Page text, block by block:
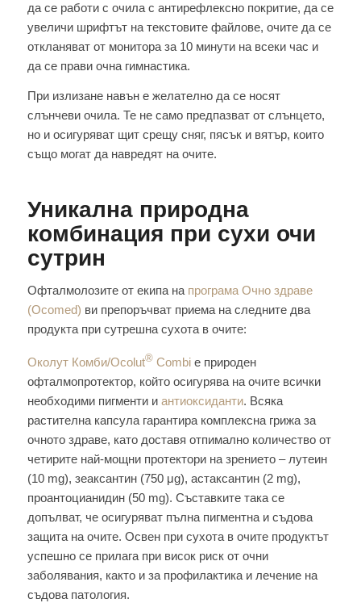
да се работи с очила с антирефлексно покритие, да се
увеличи шрифтът на текстовите файлове, очите да се
откланяват от монитора за 10 минути на всеки час и
да се прави очна гимнастика.
При излизане навън е желателно да се носят
слънчеви очила. Те не само предпазват от слънцето,
но и осигуряват щит срещу сняг, пясък и вятър, които
също могат да навредят на очите.
Уникална природна
комбинация при сухи очи
сутрин
Офталмолозите от екипа на програма Очно здраве
(Ocomed) ви препоръчват приема на следните два
продукта при сутрешна сухота в очите:
Околут Комби/Ocolut®Combiе природен
офталмопротектор, който осигурява на очите всички
необходими пигменти и антиоксиданти. Всяка
растителна капсула гарантира комплексна грижа за
очното здраве, като доставя отпимално количество от
четирите най-мощни протектори на зрението – лутеин
(10 mg), зеаксантин (750 μg), астаксантин (2 mg),
проантоцианидин (50 mg). Съставките така се
допълват, че осигуряват пълна пигментна и съдова
защита на очите. Освен при сухота в очите продуктът
успешно се прилага при висок риск от очни
заболявания, както и за профилактика и лечение на
съдова патология.